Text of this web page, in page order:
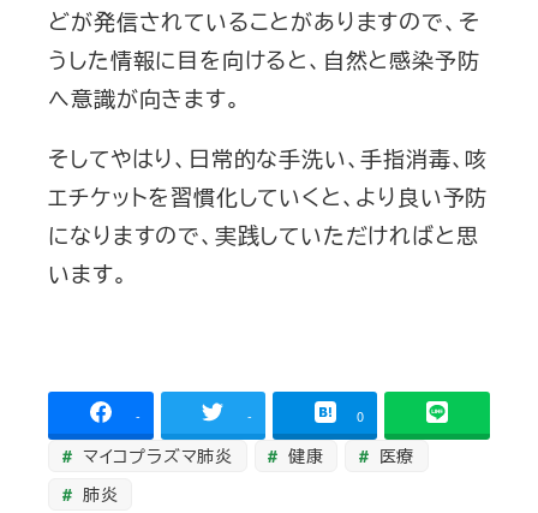
どが発信されていることがありますので、そ
うした情報に目を向けると、自然と感染予防
へ意識が向きます。
そしてやはり、日常的な手洗い、手指消毒、咳
エチケットを習慣化していくと、より良い予防
になりますので、実践していただければと思
います。
- - 0
マイコプラズマ肺炎 健康
医療
肺炎